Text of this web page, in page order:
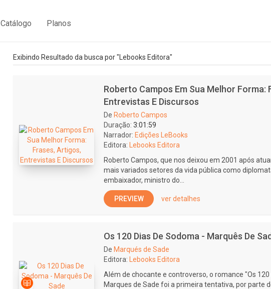
Catálogo Planos
Exibindo Resultado da busca por "Lebooks Editora"
Roberto Campos Em Sua Melhor Forma:
Entrevistas E Discursos
De Roberto Campos
Duração: 3:01:59
Narrador: Edições LeBooks
Editora:
Lebooks Editora
Roberto Campos, que nos deixou em 2001 após
mais variados setores da vida pública como
embaixador, ministro do...
PREVIEW ver detalhes
Os 120 Dias De Sodoma - Marquês De
De Marqués de Sade
Editora:
Lebooks Editora
Além de chocante e controverso, o romance "Os
Marques de Sade foi a primeira tentativa, por parte